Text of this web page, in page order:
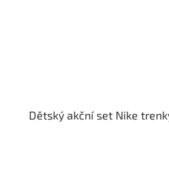
Dětský akční set Nike